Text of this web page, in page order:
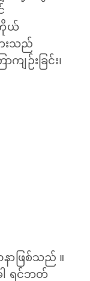
ကိုယ်
းသည်
ျဉ်းခြင်း၊
ာဖြစ်သည် ။
ါ ရင်ဘတ်